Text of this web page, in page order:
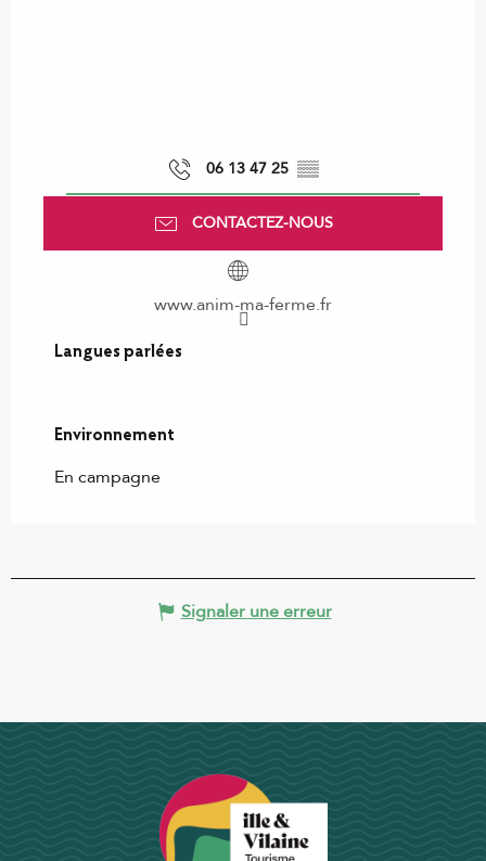
06 13 47 25 ▒▒
CONTACTEZ-NOUS
www.anim-ma-ferme.fr
Langues parlées
Langues parlées
Environnement
Environnement
En campagne
Signaler une erreur